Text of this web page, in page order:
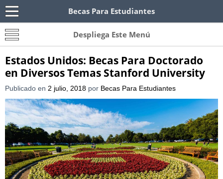
Becas Para Estudiantes
Becas Para Paraguayos
Oferta de becas para Paraguayos. Encuentra las
convocatorias y requisitos de becas para
Despliega Este Menú
Estados Unidos: Becas Para Doctorado
en Diversos Temas Stanford University
Publicado en 2 julio, 2018 por Becas Para Estudiantes